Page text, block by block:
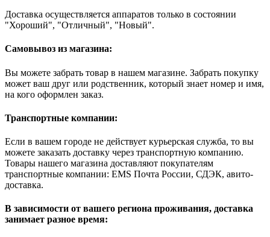
Доставка осуществляется аппаратов только в состоянии
"Хороший", "Отличный", "Новый".
Самовывоз из магазина:
Вы можете забрать товар в нашем магазине. Забрать покупку
может ваш друг или родственник, который знает номер и имя,
на кого оформлен заказ.
Транспортные компании:
Если в вашем городе не действует курьерская служба, то вы
можете заказать доставку через транспортную компанию.
Товары нашего магазина доставляют покупателям
транспортные компании: EMS Почта России, СДЭК, авито-
доставка.
В зависимости от вашего региона проживания, доставка
занимает разное время: